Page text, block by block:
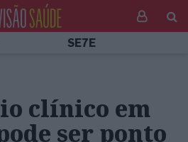
SE7E
clínico em
ser ponto